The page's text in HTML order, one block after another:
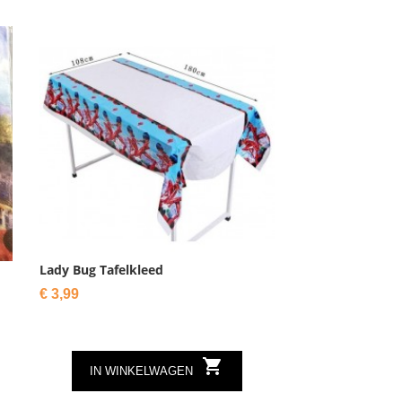
Lady Bug Tafelkleed
Prijs
€ 3,99
IN WINKELWAGEN 